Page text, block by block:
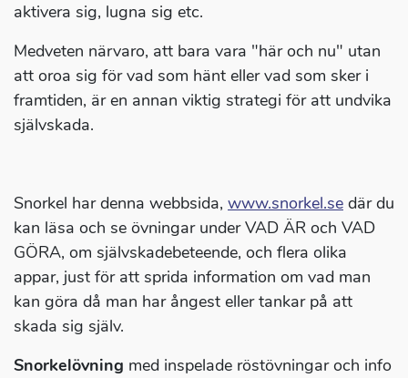
aktivera sig, lugna sig etc.
Medveten närvaro, att bara vara "här och nu" utan
att oroa sig för vad som hänt eller vad som sker i
framtiden, är en annan viktig strategi för att undvika
självskada.
Snorkel har denna webbsida, www.snorkel.se där du
kan läsa och se övningar under VAD ÄR och VAD
GÖRA, om självskadebeteende, och flera olika
appar, just för att sprida information om vad man
kan göra då man har ångest eller tankar på att
skada sig själv.
Snorkelövning med inspelade röstövningar och info